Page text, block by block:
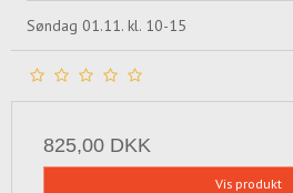
Søndag 01.11. kl. 10-15
825,00 DKK
Vis produkt